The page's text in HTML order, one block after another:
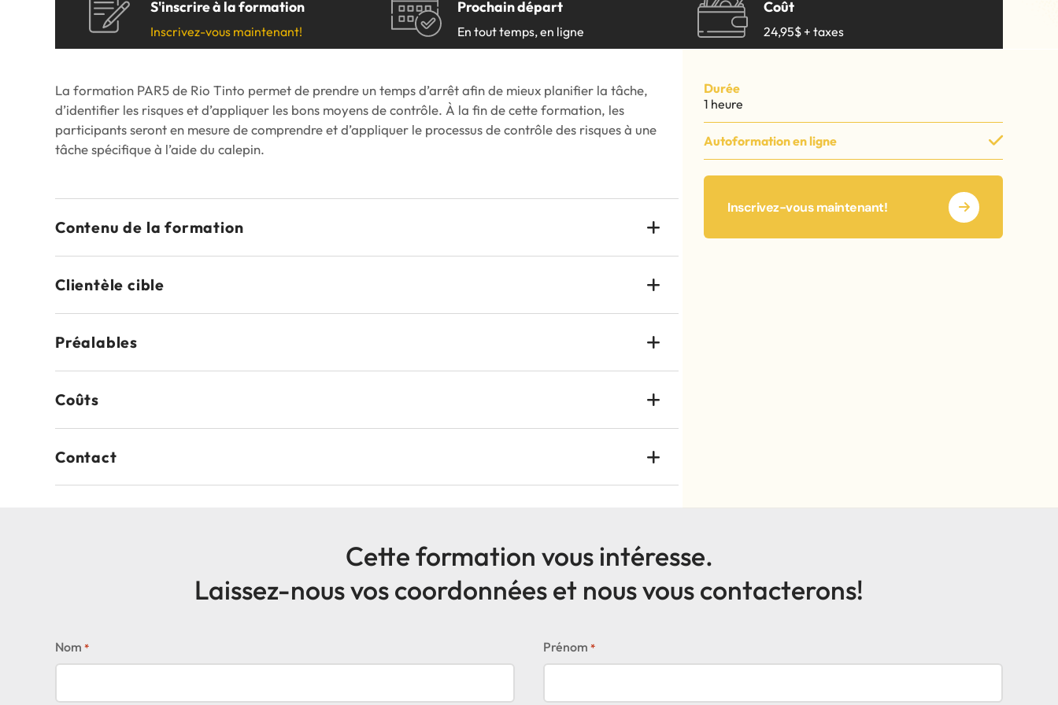
Transport
Autres formations
Tous les secteurs
Moodle Nous joindre Francisation en entreprise
Inscription en ligne Reconnaissance acquis (RAC)
Moodle Nous joindre Francisation en entreprise Santé et sécurité au travail (SST)
S'inscrire à la formation
Inscrivez-vous maintenant!
Prochain départ
En tout temps, en ligne
Coût
24,95$ + taxes
La formation PAR5 de Rio Tinto permet de prendre un temps d’arrêt afin de mieux planifier la tâche,
d’identifier les risques et d’appliquer les bons moyens de contrôle. À la fin de cette formation, les
participants seront en mesure de comprendre et d’appliquer le processus de contrôle des risques à une
tâche spécifique à l’aide du calepin.
Contenu de la formation
Clientèle cible
Préalables
Coûts
Contact
Durée
1 heure
Autoformation en ligne
Inscrivez-vous maintenant!
Cette formation vous intéresse.
Laissez-nous vos coordonnées et nous vous contacterons!
Nom * Prénom *